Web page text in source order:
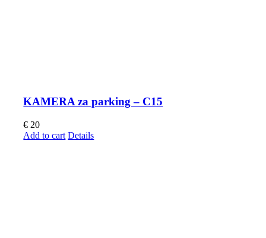
KAMERA za parking – C15
€ 20
Add to cart Details